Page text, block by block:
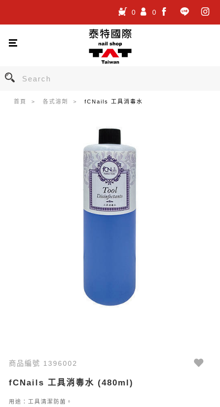
0
0
首頁 各式溶劑 fCNails 工具消毒水
商品編號 1396002
fCNails 工具消毒水 (480ml)
用途：工具清潔防菌。